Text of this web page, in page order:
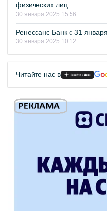
физических лиц
30 января 2025 15:56
Ренессанс Банк с 31
30 января 2025 10:12
Читайте нас в